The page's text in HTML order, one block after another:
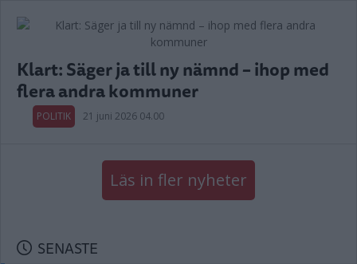
Klart: Säger ja till ny nämnd – ihop med
flera andra kommuner
POLITIK 21 juni 2026 04.00
Läs in fler nyheter
SENASTE